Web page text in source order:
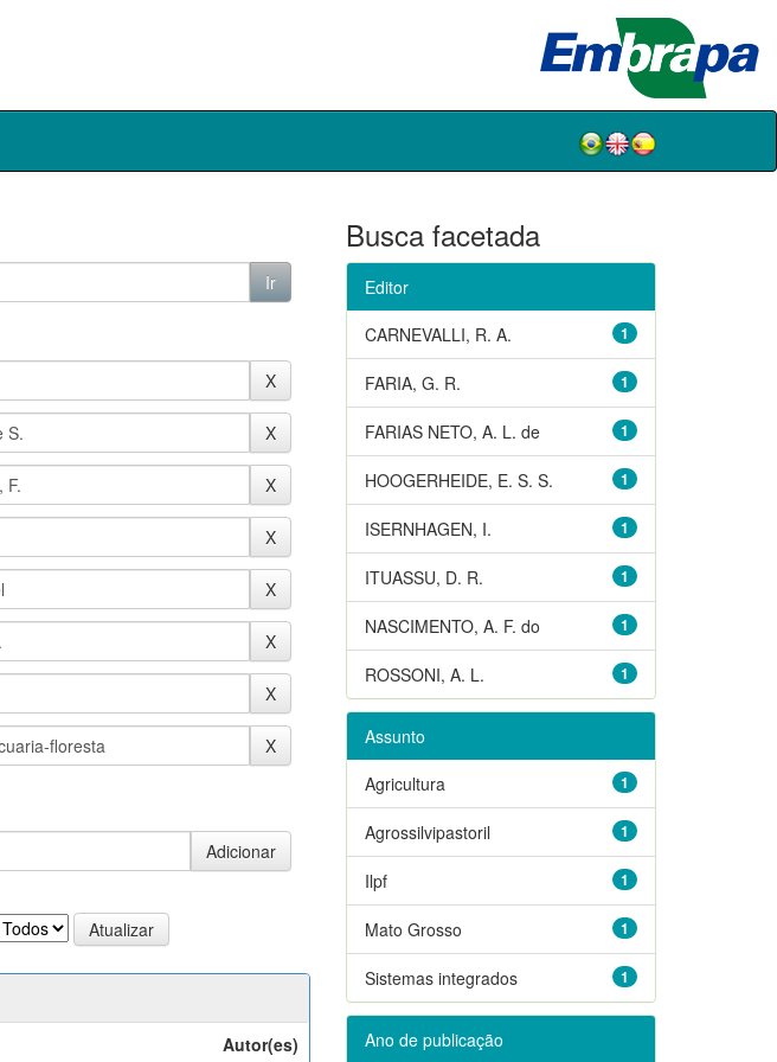
Autor(es)
Busca facetada
Editor
1
CARNEVALLI, R. A.
1
FARIA, G. R.
1
FARIAS NETO, A. L. de
1
HOOGERHEIDE, E. S. S.
1
ISERNHAGEN, I.
1
ITUASSU, D. R.
1
NASCIMENTO, A. F. do
1
ROSSONI, A. L.
Assunto
1
Agricultura
1
Agrossilvipastoril
1
Ilpf
1
Mato Grosso
1
Sistemas integrados
Ano de publicação